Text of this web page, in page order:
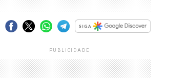
PUBLICIDADE